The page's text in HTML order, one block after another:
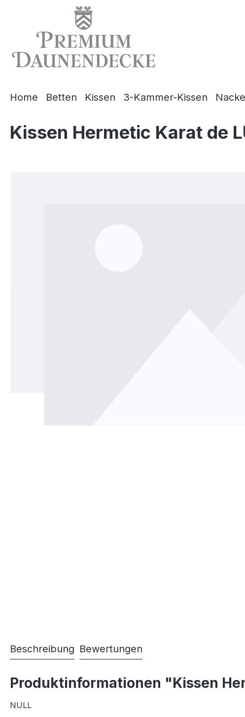
Zur Hauptnavigation springen
Home Betten Kissen 3-Kammer-Kissen
Kissen Hermetic Karat de
Beschreibung Bewertungen
Produktinformationen "Kissen
NULL